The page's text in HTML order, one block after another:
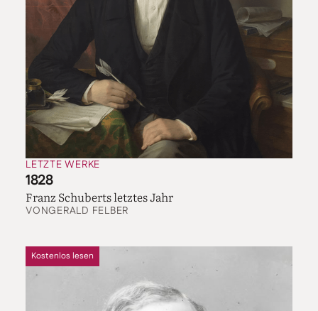
LETZTE WERKE
1828
Franz Schuberts letztes Jahr
VONGERALD FELBER
Kostenlos lesen